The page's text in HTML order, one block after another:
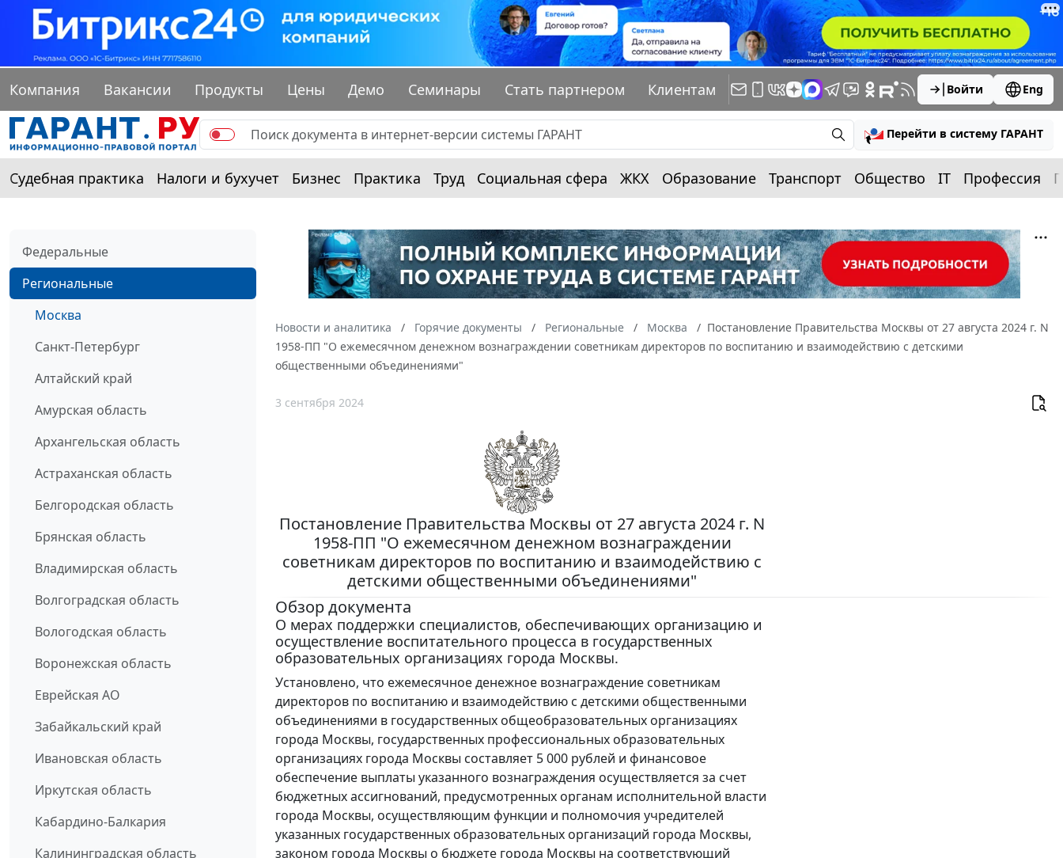
Компания Вакансии Продукты Цены Демо Семинары Стать партнером Клиентам Войти Eng
Перейти в систему ГАРАНТ
Судебная практика Налоги и бухучет Бизнес Практика Труд Социальная сфера ЖКХ Образование Транспорт Общество IT Профессия
Федеральные
Региональные
Москва
Санкт-Петербург
Алтайский край
Амурская область
Архангельская область
Астраханская область
Белгородская область
Брянская область
Владимирская область
Волгоградская область
Вологодская область
Воронежская область
Еврейская АО
Забайкальский край
Ивановская область
Иркутская область
Кабардино-Балкария
Калининградская область
Новости и аналитика Горячие документы Региональные Москва
Постановление Правительства Москвы от 27 августа 2024 г. N
1958-ПП "О ежемесячном денежном вознаграждении советникам директоров по воспитанию и взаимодействию с детскими
общественными объединениями"
3 сентября 2024
Постановление Правительства Москвы от 27 августа 2024 г. N
1958-ПП "О ежемесячном денежном вознаграждении
советникам директоров по воспитанию и взаимодействию с
детскими общественными объединениями"
Обзор документа
О мерах поддержки специалистов, обеспечивающих организацию и
осуществление воспитательного процесса в государственных
образовательных организациях города Москвы.
Установлено, что ежемесячное денежное вознаграждение советникам
директоров по воспитанию и взаимодействию с детскими общественными
объединениями в государственных общеобразовательных организациях
города Москвы, государственных профессиональных образовательных
организациях города Москвы составляет 5 000 рублей и финансовое
обеспечение выплаты указанного вознаграждения осуществляется за счет
бюджетных ассигнований, предусмотренных органам исполнительной власти
города Москвы, осуществляющим функции и полномочия учредителей
указанных государственных образовательных организаций города Москвы,
законом города Москвы о бюджете города Москвы на соответствующий